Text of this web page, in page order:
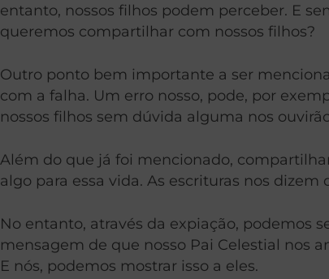
entanto, nossos filhos podem perceber. E
queremos compartilhar com nossos filhos?
Outro ponto bem importante a ser
com a falha. Um erro nosso, pode, por
nossos filhos sem dúvida alguma nos
Além do que já foi mencionado,
algo para essa vida. As escrituras nos dizem
No entanto, através da expiação, podemos
mensagem de que nosso Pai Celestial nos
E nós, podemos mostrar isso a eles.